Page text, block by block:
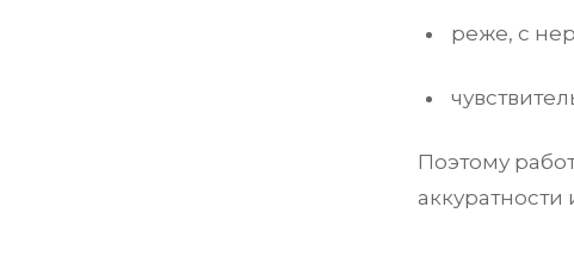
реже, с
Поэтому